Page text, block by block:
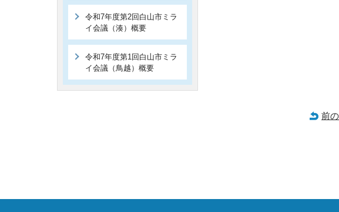
令和7年度第2回白山市ミラ
イ会議（湊）概要
令和7年度第1回白山市ミラ
イ会議（鳥越）概要
前